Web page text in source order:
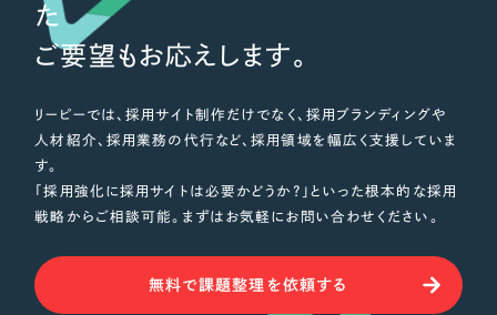
た
ご要望もお応えします。
リーピーでは、採用サイト制作だけでなく、採用ブランディングや
人材紹介、採用業務の代行など、採用領域を幅広く支援していま
す。
「採用強化に採用サイトは必要かどうか？」といった根本的な採用
戦略からご相談可能。まずはお気軽にお問い合わせください。
無料で課題整理を依頼する